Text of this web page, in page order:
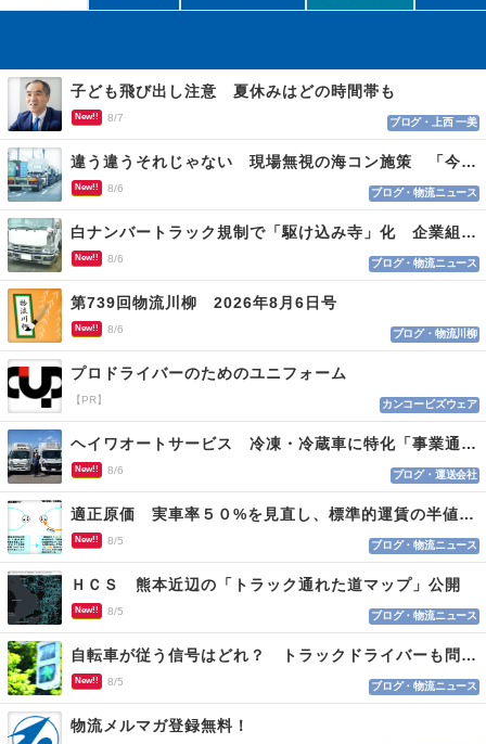
子ども飛び出し注意 夏休みはどの時間帯も
New!! 8/7 ブログ・上西 一美
違う違うそれじゃない 現場無視の海コン施策 「今でも平均２～３時間は待つ」
New!! 8/6 ブログ・物流ニュース
白ナンバートラック規制で「駆け込み寺」化 企業組合が入会基準を見直しへ
New!! 8/6 ブログ・物流ニュース
第739回物流川柳 2026年8月6日号
New!! 8/6 ブログ・物流川柳
プロドライバーのためのユニフォーム
【PR】 カンコービズウェア
ヘイワオートサービス 冷凍・冷蔵車に特化「事業通じ貢献目指す」
New!! 8/6 ブログ・運送会社
適正原価 実車率５０%を見直し、標準的運賃の半値の恐れも
New!! 8/5 ブログ・物流ニュース
ＨＣＳ 熊本近辺の「トラック通れた道マップ」公開
New!! 8/5 ブログ・物流ニュース
自転車が従う信号はどれ？ トラックドライバーも問われる認識
New!! 8/5 ブログ・物流ニュース
物流メルマガ登録無料！